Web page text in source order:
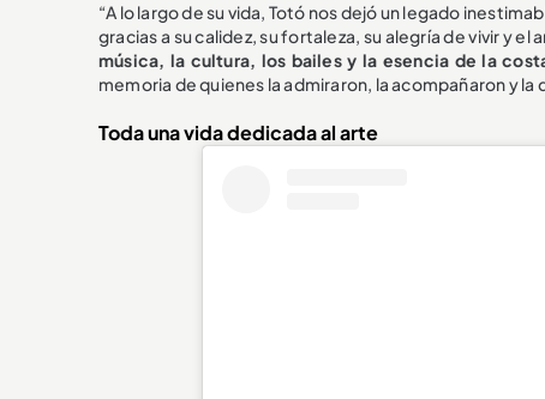
“A lo largo de su vida, Totó nos dejó un legado
gracias a su calidez, su fortaleza, su alegría de vivir y
música, la cultura, los bailes y la esencia de la
memoria de quienes la admiraron, la acompañaron y la
Toda una vida dedicada al arte